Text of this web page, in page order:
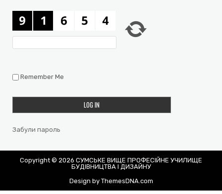
Remember Me
Забули пароль
Copyright © 2026 СУМСЬКЕ ВИЩЕ ПРОФЕСІЙНЕ УЧИЛИЩЕ
БУДІВНИЦТВА І ДИЗАЙНУ
Design by ThemesDNA.com